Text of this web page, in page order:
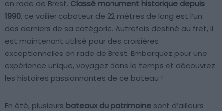
en rade de Brest. Classé monument historique depuis
1990, ce voilier caboteur de 22 mètres de long est l’un
des derniers de sa catégorie. Autrefois destiné au fret, il
est maintenant utilisé pour des croisières
exceptionnelles en rade de Brest. Embarquez pour une
expérience unique, voyagez dans le temps et découvrez
les histoires passionnantes de ce bateau !
En été, plusieurs bateaux du patrimoine sont d’ailleurs